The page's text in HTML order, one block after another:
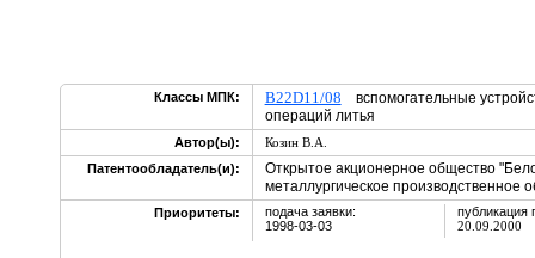
Классы МПК: B22D11/08 вспомогательные
операций литья
Автор(ы):
Козин В.А.
Патентообладатель(и):
Открытое акционерное общество
металлургическое производственное
Приоритеты:
подача заявки:
1998-03-03
публикация
20.09.2000